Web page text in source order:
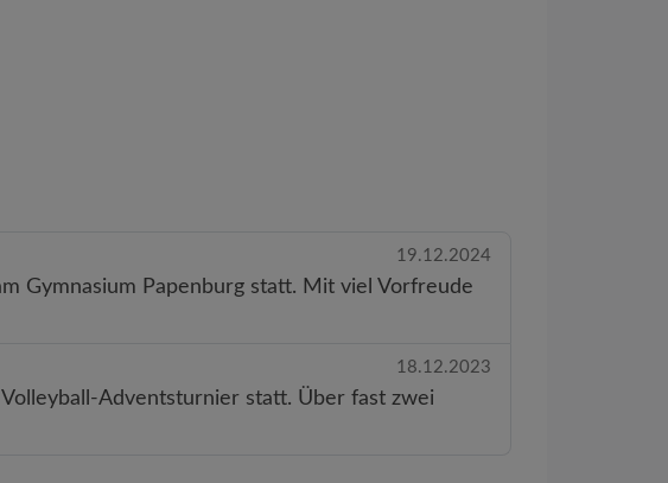
19.12.2024
Gymnasium Papenburg statt. Mit viel Vorfreude
18.12.2023
Adventsturnier statt. Über fast zwei